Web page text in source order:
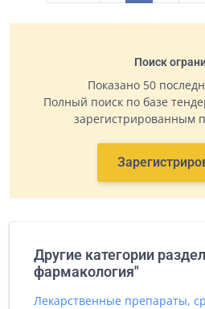
Поиск
Показано 50
Полный поиск по базе
зарегистрированным
Другие категории
фармакология"
Лекарственные препараты,